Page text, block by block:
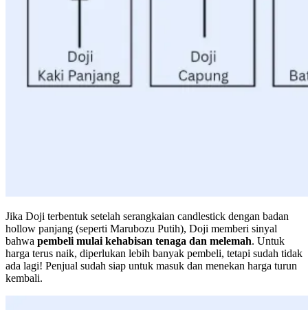
Jika Doji terbentuk setelah serangkaian candlestick dengan badan
hollow panjang (seperti Marubozu Putih), Doji memberi sinyal
bahwa pembeli mulai kehabisan tenaga dan melemah. Untuk
harga terus naik, diperlukan lebih banyak pembeli, tetapi sudah tidak
ada lagi! Penjual sudah siap untuk masuk dan menekan harga turun
kembali.